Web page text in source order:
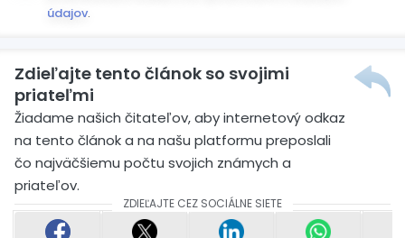
údajov.
Zdieľajte tento článok so svojimi
priateľmi
Žiadame našich čitateľov, aby internetový odkaz
na tento článok a na našu platformu preposlali
čo najväčšiemu počtu svojich známych a
priateľov.
ZDIEĽAJTE CEZ SOCIÁLNE SIETE